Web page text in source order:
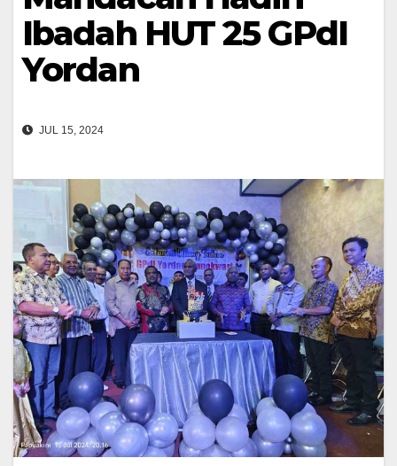
Ibadah HUT 25 GPdI
Yordan
JUL 15, 2024